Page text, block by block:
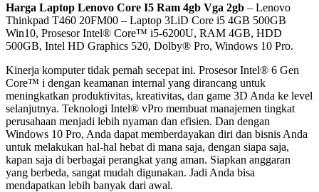
Harga Laptop Lenovo Core I5 Ram 4gb Vga 2gb – Lenovo
Thinkpad T460 20FM00 – Laptop 3LiD Core i5 4GB 500GB
Win10, Prosesor Intel® Core™ i5-6200U, RAM 4GB, HDD
500GB, Intel HD Graphics 520, Dolby® Pro, Windows 10 Pro.
Kinerja komputer tidak pernah secepat ini. Prosesor Intel® 6 Gen
Core™ i dengan keamanan internal yang dirancang untuk
meningkatkan produktivitas, kreativitas, dan game 3D Anda ke level
selanjutnya. Teknologi Intel® vPro membuat manajemen tingkat
perusahaan menjadi lebih nyaman dan efisien. Dan dengan
Windows 10 Pro, Anda dapat memberdayakan diri dan bisnis Anda
untuk melakukan hal-hal hebat di mana saja, dengan siapa saja,
kapan saja di berbagai perangkat yang aman. Siapkan anggaran
yang berbeda, sangat mudah digunakan. Jadi Anda bisa
mendapatkan lebih banyak dari awal.